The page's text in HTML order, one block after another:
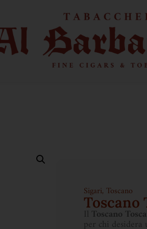
Sigari, Toscano
Toscano
Il Toscano
per chi desidera